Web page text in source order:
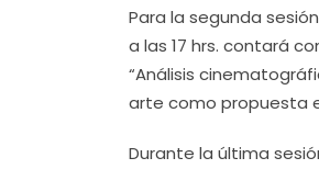
Para la segunda
a las 17 hrs. contará
“Análisis
arte como propuesta
Durante la última